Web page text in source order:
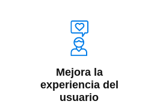
Mejora la
experiencia del
usuario